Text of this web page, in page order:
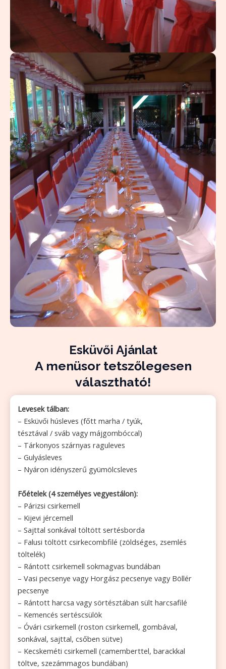
Esküvői Ajánlat
A menüsor tetszőlegesen
választható!
Levesek tálban:
– Esküvői húsleves (főtt marha / tyúk,
tésztával / sváb vagy májgombóccal)
– Tárkonyos szárnyas raguleves
– Gulyásleves
– Nyáron idényszerű gyümölcsleves
Főételek (4 személyes vegyestálon):
– Párizsi csirkemell
– Kijevi jércemell
– Sajttal sonkával töltött sertésborda
– Falusi töltött csirkecombfilé (zöldséges, zsemlés
töltelék)
– Rántott csirkemell sokmagvas bundában
– Vasi pecsenye vagy Horgász pecsenye vagy Böllér
pecsenye
– Rántott harcsa vagy sörtésztában sült harcsafilé
– Kemencés sertéscsülök
– Óvári csirkemell (roston csirkemell, gombával,
sonkával, sajttal, csőben sütve)
– Kecskeméti csirkemell (camemberttel, barackkal
töltve, szezámmagos bundában)